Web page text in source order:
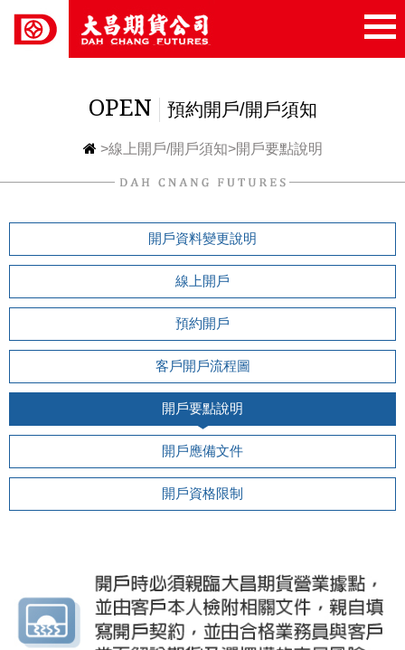
OPEN 預約開戶/開戶須知
>線上開戶/開戶須知>開戶要點說明
開戶資料變更說明
線上開戶
預約開戶
客戶開戶流程圖
開戶要點說明
開戶應備文件
開戶資格限制